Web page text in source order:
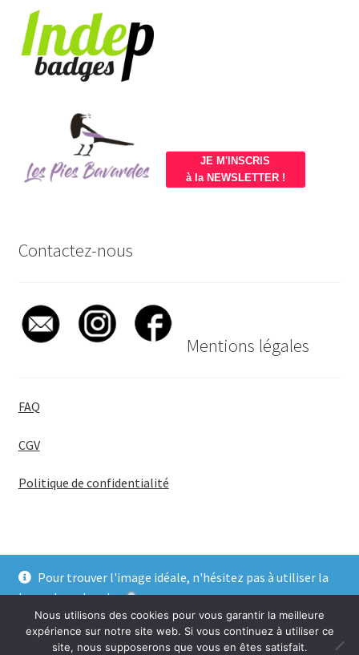
Pour trouver l'image idéale, n'hésitez pas à utiliser la
barre de recherche
Ignorer
JE M'INSCRIS
à la NEWSLETTER !
Contactez-nous
Mentions légales
FAQ
CGV
Politique de confidentialité
© BadgeGirl® 2026
Nous utilisons des cookies pour vous garantir la meilleure
expérience sur notre site web. Si vous continuez à utiliser ce
site, nous supposerons que vous en êtes satisfait.